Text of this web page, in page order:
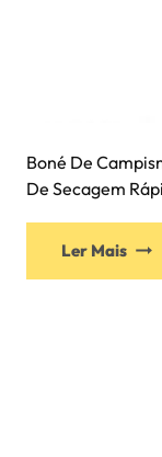
Boné De
De Secagem
Ler Mais